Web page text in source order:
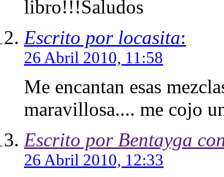
libro!!!Saludos
Escrito por locasita:
26 Abril 2010, 11:58
Me encantan esas
maravillosa.... me cojo
Escrito por Bentayga
26 Abril 2010, 12:33